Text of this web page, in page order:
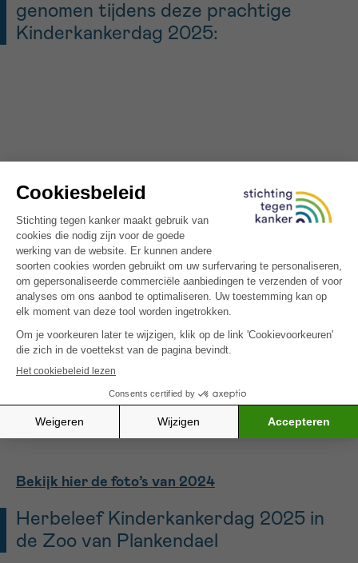
genomen tijdens deze prachtige
Kinderkankerdag 2025:
Bekijk hier de foto’s van 2024
Herbeleef Kinderkankerdag 2025 in
de Zoo van Plankendael